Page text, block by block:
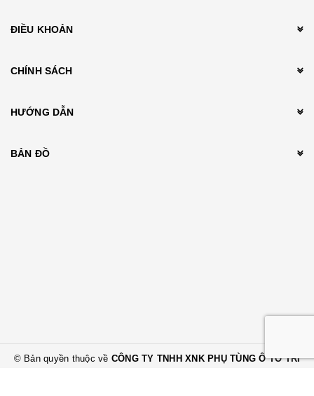
ĐIỀU KHOẢN
CHÍNH SÁCH
HƯỚNG DẪN
BẢN ĐỒ
© Bản quyền thuộc về CÔNG TY TNHH XNK PHỤ TÙNG Ô TÔ TRÍ